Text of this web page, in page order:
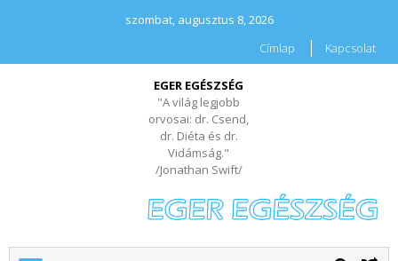
szombat, augusztus 8, 2026
Címlap
Kapcsolat
EGER EGÉSZSÉG
"A világ legjobb
orvosai: dr. Csend,
dr. Diéta és dr.
Vidámság."
/Jonathan Swift/